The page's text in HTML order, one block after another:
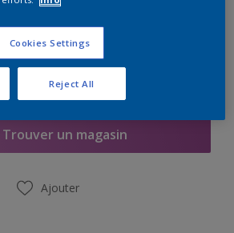
à la liste d’achats
Trouver un magasin
Ajouter
Cookies Settings
Reject All